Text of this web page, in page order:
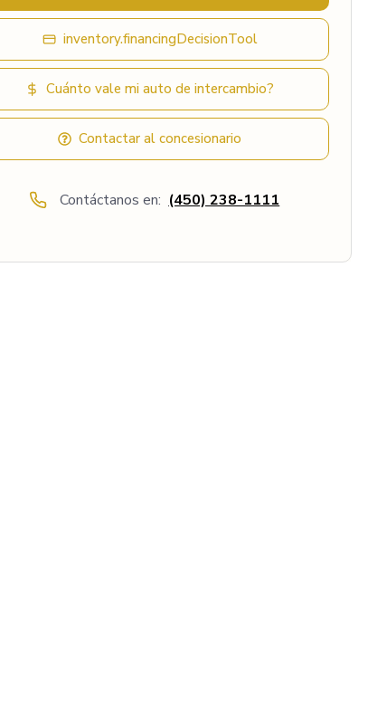
inventory.financingDecisionTool
Cuánto vale mi auto de intercambio?
Contactar al concesionario
Contáctanos en: (450) 238-1111